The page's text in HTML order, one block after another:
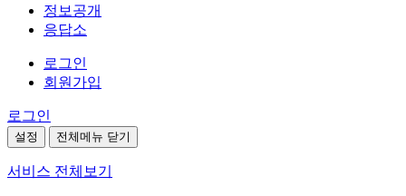
정보공개
응답소
로그인
회원가입
로그인
설정 전체메뉴 닫기
서비스 전체보기